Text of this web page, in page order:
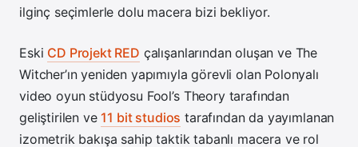
ilginç seçimlerle dolu macera bizi bekliyor.
Eski CD Projekt RED çalışanlarından oluşan ve The
Witcher’ın yeniden yapımıyla görevli olan Polonyalı
video oyun stüdyosu Fool’s Theory tarafından
geliştirilen ve 11 bit studios tarafından da yayımlanan
izometrik bakışa sahip taktik tabanlı macera ve rol